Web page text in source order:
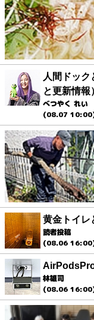
人間ドッ
と更新情報
べつやく れい
(08.07
黄金トイレ
読者投稿
(08.06
林雄司
(08.06